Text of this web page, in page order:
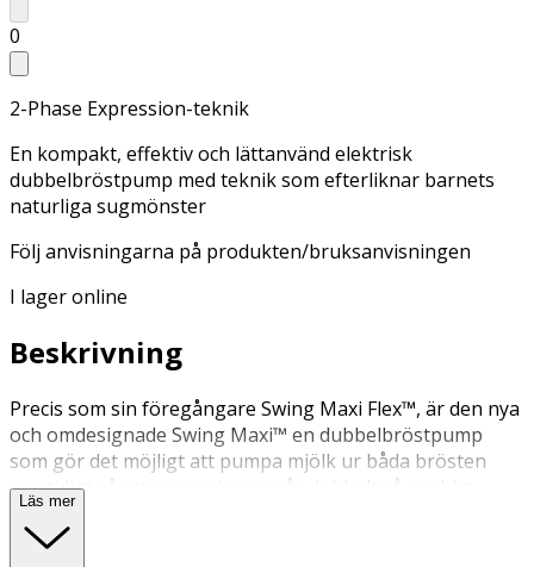
0
2-Phase Expression-teknik
En kompakt, effektiv och lättanvänd elektrisk
dubbelbröstpump med teknik som efterliknar barnets
naturliga sugmönster
Följ anvisningarna på produkten/bruksanvisningen
I lager online
Beskrivning
Precis som sin föregångare Swing Maxi Flex™, är den nya
och omdesignade Swing Maxi™ en dubbelbröstpump
som gör det möjligt att pumpa mjölk ur båda brösten
samtidigt så att pumpningen går dubbelt så snabbt.
Medelas 2-Phase Expression®-teknik efterliknar barnets
naturliga sugmönster – snabbt för att stimulera
Läs mer